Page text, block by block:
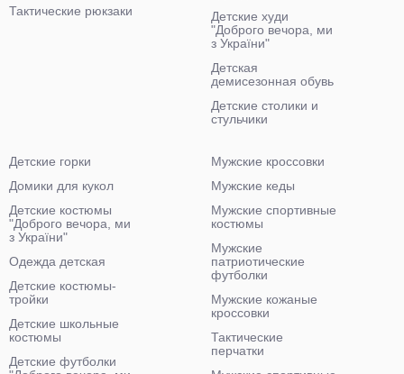
Тактические рюкзаки
Детские худи
"Доброго вечора, ми
з України"
Детская
демисезонная обувь
Детские столики и
стульчики
Детские горки
Домики для кукол
Детские костюмы
"Доброго вечора, ми
з України"
Одежда детская
Детские костюмы-
тройки
Детские школьные
костюмы
Детские футболки
Мужские кроссовки
Мужские кеды
Мужские спортивные
костюмы
Мужские
патриотические
футболки
Мужские кожаные
кроссовки
Тактические
перчатки